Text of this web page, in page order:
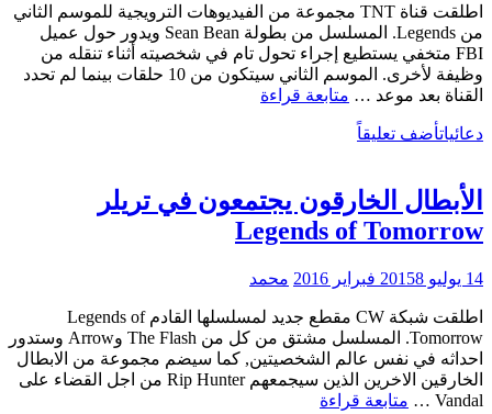
اطلقت قناة TNT مجموعة من الفيديوهات الترويجية للموسم الثاني
من Legends. المسلسل من بطولة Sean Bean ويدور حول عميل
FBI متخفي يستطيع إجراء تحول تام في شخصيته أثناء تنقله من
وظيفة لأخرى. الموسم الثاني سيتكون من 10 حلقات بينما لم تحدد
القناة بعد موعد … متابعة قراءة
الثاني
من
Legends
دعائياتأضف تعليقاً
الأبطال الخارقون يجتمعون في تريلر
Legends of Tomorrow
14 يوليو 2015 8 فبراير 2016 محمد
اطلقت شبكة CW مقطع جديد لمسلسلها القادم Legends of
Tomorrow. المسلسل مشتق من كل من The Flash وArrow وستدور
احداثه في نفس عالم الشخصيتين, كما سيضم مجموعة من الابطال
الخارقين الاخرين الذين سيجمعهم Rip Hunter من اجل القضاء على
Vandal …
متابعة قراءة